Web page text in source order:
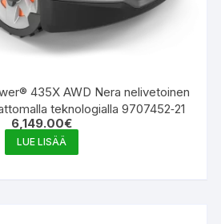
435X AWD Nera nelivetoinen
teknologialla 9707452‑21
6,149.00€
LUE LISÄÄ